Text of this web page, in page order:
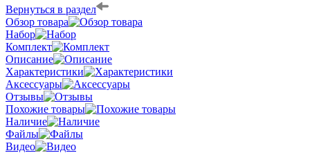
Вернуться в раздел
Обзор товара
Набор
Комплект
Описание
Характеристики
Аксессуары
Отзывы
Похожие товары
Наличие
Файлы
Видео